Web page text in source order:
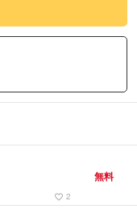
favorite_border 2
無料